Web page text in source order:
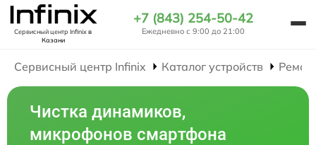
Сервисный центр Infinixв
Казани
+7 (843) 254-50-42
Ежедневно с 9:00 до 21:00
Сервисный центр Infinix Каталог устройств
Чистка динамиков,
микрофонов смартфона